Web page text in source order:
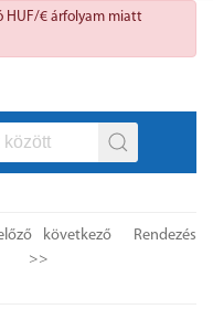
HUF/€ árfolyam miatt
következő
>>
Rendezés